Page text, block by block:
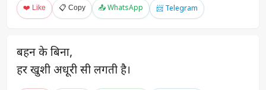
❤️ Like 📋 Copy 📤 WhatsApp 📨 Telegram
बहन के बिना,
हर खुशी अधूरी सी लगती है।